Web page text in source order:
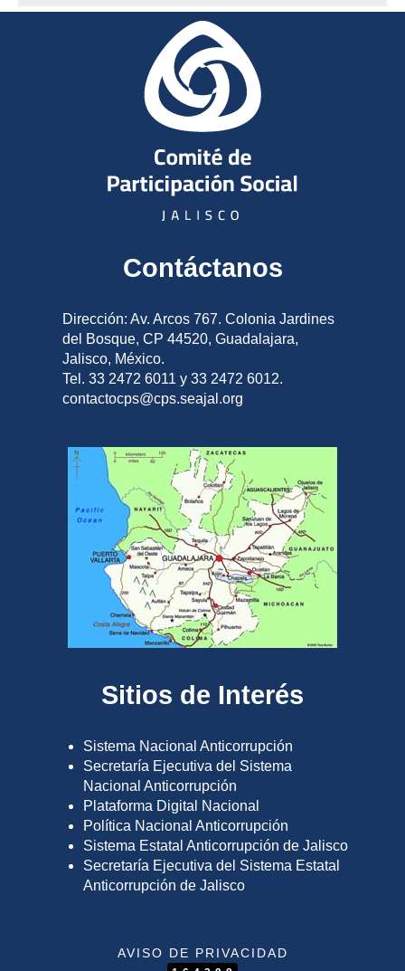
Contáctanos
Dirección: Av. Arcos 767. Colonia Jardines
del Bosque, CP 44520, Guadalajara,
Jalisco, México.
Tel. 33 2472 6011 y 33 2472 6012.
contactocps@cps.seajal.org
Sitios de Interés
Sistema Nacional Anticorrupción
Secretaría Ejecutiva del Sistema
Nacional Anticorrupción
Plataforma Digital Nacional
Política Nacional Anticorrupción
Sistema Estatal Anticorrupción de Jalisco
Secretaría Ejecutiva del Sistema Estatal
Anticorrupción de Jalisco
AVISO DE PRIVACIDAD